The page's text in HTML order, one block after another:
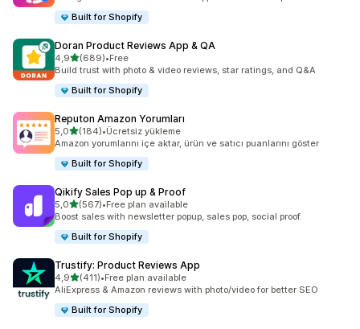
Built for Shopify
Doran Product Reviews App & QA
4,95 yıldız üzerinden
(689)
toplam 689 değerlendirme
•Free
Build trust with photo & video reviews, star ratings, and Q&A
Built for Shopify
Reputon Amazon Yorumları
5,05 yıldız üzerinden
(184)
toplam 184 değerlendirme
•Ücretsiz yükleme
Amazon yorumlarını içe aktar, ürün ve satıcı puanlarını göster
Built for Shopify
Qikify Sales Pop up & Proof
5,05 yıldız üzerinden
(567)
toplam 567 değerlendirme
•Free plan available
Boost sales with newsletter popup, sales pop, social proof.
Built for Shopify
Trustify: Product Reviews App
4,95 yıldız üzerinden
(411)
toplam 411 değerlendirme
•Free plan available
AliExpress & Amazon reviews with photo/video for better SEO
Built for Shopify